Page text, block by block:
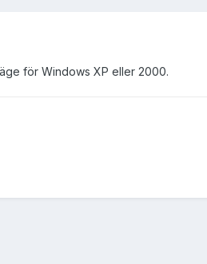
för Windows XP eller 2000.